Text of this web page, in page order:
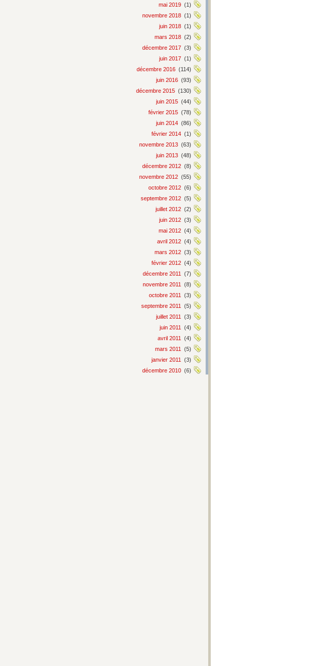
mai 2019 (1)
novembre 2018 (1)
juin 2018 (1)
mars 2018 (2)
décembre 2017 (3)
juin 2017 (1)
décembre 2016 (114)
juin 2016 (93)
décembre 2015 (130)
juin 2015 (44)
février 2015 (78)
juin 2014 (86)
février 2014 (1)
novembre 2013 (63)
juin 2013 (48)
décembre 2012 (8)
novembre 2012 (55)
octobre 2012 (6)
septembre 2012 (5)
juillet 2012 (2)
juin 2012 (3)
mai 2012 (4)
avril 2012 (4)
mars 2012 (3)
février 2012 (4)
décembre 2011
(7)
novembre 2011
(8)
octobre 2011
(3)
septembre 2011
(5)
juillet 2011
(3)
juin 2011
(4)
avril 2011
(4)
mars 2011
(5)
janvier 2011
(3)
décembre 2010 (6)